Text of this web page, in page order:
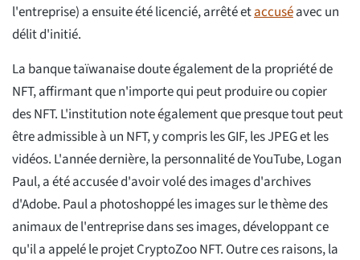
l'entreprise) a ensuite été licencié, arrêté etaccuséavec un
délit d'initié.
La banque taïwanaise doute également de la propriété de
NFT, affirmant que n'importe qui peut produire ou copier
des NFT. L'institution note également que presque tout peut
être admissible à un NFT, y compris les GIF, les JPEG et les
vidéos. L'année dernière, la personnalité de YouTube, Logan
Paul, a été accusée d'avoir volé des images d'archives
d'Adobe. Paul a photoshoppé les images sur le thème des
animaux de l'entreprise dans ses images, développant ce
qu'il a appelé le projet CryptoZoo NFT. Outre ces raisons, la